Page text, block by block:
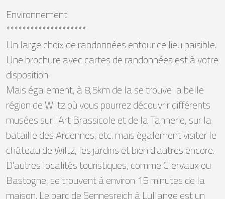
Environnement:
********************
Un large choix de randonnées entour ce lieu paisible.
Une brochure avec cartes de randonnées est à votre
disposition.
Mais également, à 8,5km de la se trouve la belle
région de Wiltz où vous pourrez découvrir différents
musées sur l'Art Brassicole et de la Tannerie, sur la
bataille des Ardennes, etc. mais également visiter le
château de Wiltz, les jardins et bien d'autres encore.
D'autres localités touristiques, comme Clervaux ou
Bastogne, se trouvent à environ 15 minutes de la
maison. Le parc de Sennesreich à Lullange est un